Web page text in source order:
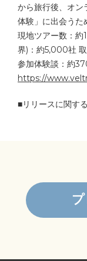
から旅行後、オン
体験」に出会うた
現地ツアー数：
界)：約5,000社
参加体験談：約
https://
■リリースに関す